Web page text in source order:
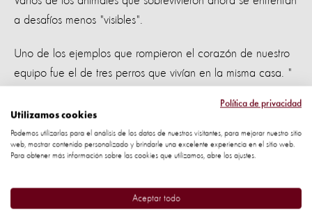
a desafíos menos "visibles".
Uno de los ejemplos que rompieron el corazón de nuestro
equipo fue el de tres perros que vivían en la misma casa. "
gallinero, muy por encima del suelo. Sabían que no debían
moverse. Fue increíble, los tres sabían que debían estar allí
y esperar hasta que todo terminara ".
estaban regresando a la misma posición [en el gallinero],
Política de privacidad
Utilizamos cookies
Podemos utilizarlas para el análisis de los datos de nuestros visitantes, para mejorar nuestro sitio
web, mostrar contenido personalizado y brindarle una excelente experiencia en el sitio web.
Para obtener más información sobre las cookies que utilizamos, abre los ajustes.
Aceptar todo